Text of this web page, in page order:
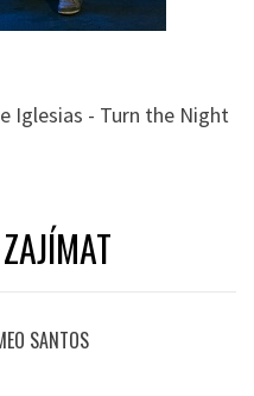
Iglesias - Turn the Night
SANTOS